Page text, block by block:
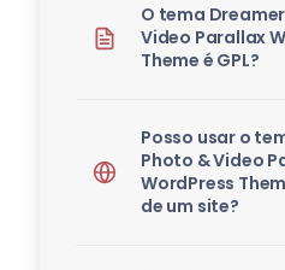
O tema
Video Parallax
Theme é GPL?
Posso usar o
Photo & Video
WordPress
de um site?